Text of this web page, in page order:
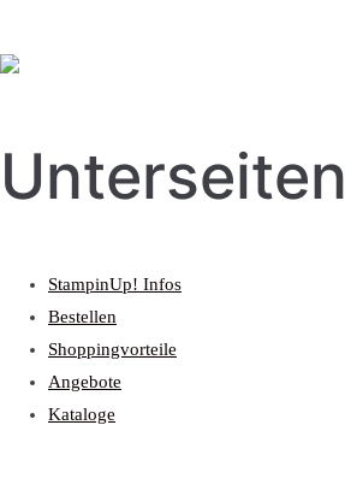
Unterseiten
StampinUp! Infos
Bestellen
Shoppingvorteile
Angebote
Kataloge